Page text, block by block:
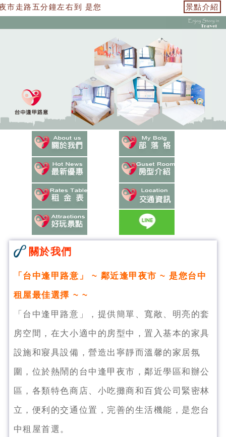
走路五分鐘左右到 是您台中租屋最佳選擇 景點介紹
關於我們
「台中逢甲路意」 ~ 鄰近逢甲夜市 ~ 是您台中
租屋最佳選擇 ~ ~
「台中逢甲路意」，提供簡單、寬敞、明亮的套
房空間，在大小適中的房型中，置入基本的家具
設施和寢具設備，營造出寧靜而溫馨的家居氛
圍，位於熱鬧的台中逢甲夜市，鄰近學區和辦公
區，各類特色商店、小吃攤商和百貨公司緊密林
立，便利的交通位置，完善的生活機能，是您台
中租屋首選。